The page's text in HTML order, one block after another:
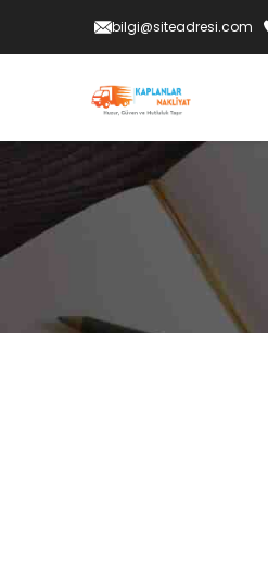
bilgi@siteadresi.com